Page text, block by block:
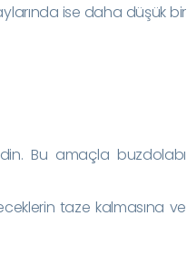
ise daha düşük bir
Bu amaçla buzdolabı
taze kalmasına ve